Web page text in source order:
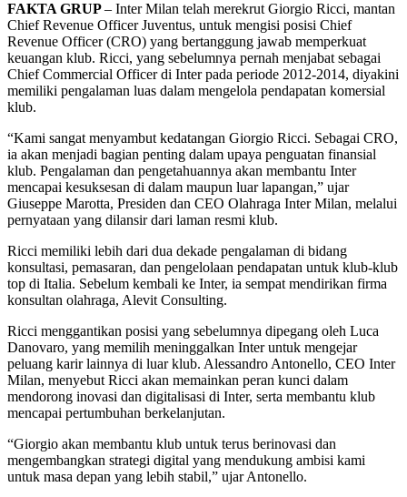
FAKTA GRUP– Inter Milan telah merekrut Giorgio Ricci, mantan
Chief Revenue Officer Juventus, untuk mengisi posisi Chief
Revenue Officer (CRO) yang bertanggung jawab memperkuat
keuangan klub. Ricci, yang sebelumnya pernah menjabat sebagai
Chief Commercial Officer di Inter pada periode 2012-2014, diyakini
memiliki pengalaman luas dalam mengelola pendapatan komersial
klub.
“Kami sangat menyambut kedatangan Giorgio Ricci. Sebagai CRO,
ia akan menjadi bagian penting dalam upaya penguatan finansial
klub. Pengalaman dan pengetahuannya akan membantu Inter
mencapai kesuksesan di dalam maupun luar lapangan,” ujar
Giuseppe Marotta, Presiden dan CEO Olahraga Inter Milan, melalui
pernyataan yang dilansir dari laman resmi klub.
Ricci memiliki lebih dari dua dekade pengalaman di bidang
konsultasi, pemasaran, dan pengelolaan pendapatan untuk klub-klub
top di Italia. Sebelum kembali ke Inter, ia sempat mendirikan firma
konsultan olahraga, Alevit Consulting.
Ricci menggantikan posisi yang sebelumnya dipegang oleh Luca
Danovaro, yang memilih meninggalkan Inter untuk mengejar
peluang karir lainnya di luar klub. Alessandro Antonello, CEO Inter
Milan, menyebut Ricci akan memainkan peran kunci dalam
mendorong inovasi dan digitalisasi di Inter, serta membantu klub
mencapai pertumbuhan berkelanjutan.
“Giorgio akan membantu klub untuk terus berinovasi dan
mengembangkan strategi digital yang mendukung ambisi kami
untuk masa depan yang lebih stabil,” ujar Antonello.